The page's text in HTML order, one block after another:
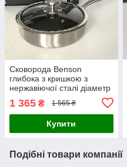
Сковорода Benson
глибока з кришкою з
нержавіючої сталі діаметр
1 365 ₴ 1 565 ₴
Купити
Подібні товари компанії